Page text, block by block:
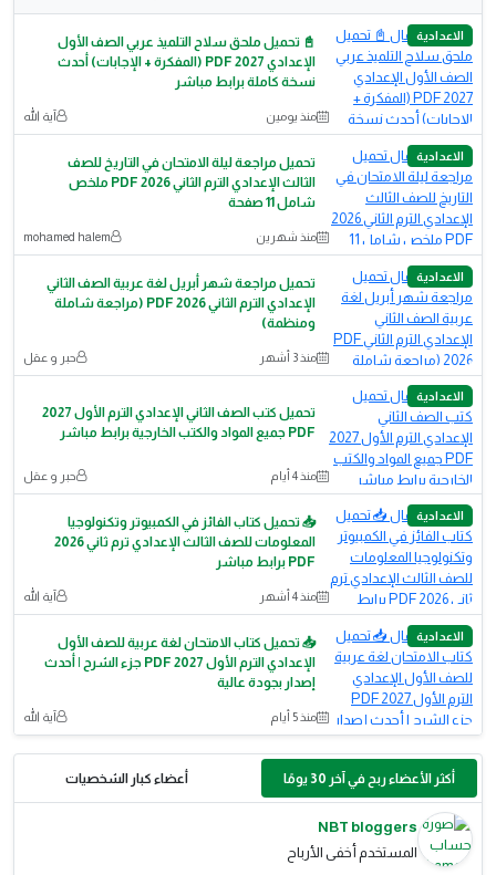
الاعدادية
📓 تحميل ملحق سلاح التلميذ عربي الصف الأول
الإعدادي 2027 PDF (المفكرة + الإجابات) أحدث
نسخة كاملة برابط مباشر
منذ يومين آية الله
الاعدادية
تحميل مراجعة ليلة الامتحان في التاريخ للصف
الثالث الإعدادي الترم الثاني 2026 PDF ملخص
شامل 11 صفحة
منذ شهرين mohamed halem
الاعدادية
تحميل مراجعة شهر أبريل لغة عربية الصف الثاني
الإعدادي الترم الثاني PDF 2026 (مراجعة شاملة
ومنظمة)
منذ 3 أشهر حبر و عقل
الاعدادية
تحميل كتب الصف الثاني الإعدادي الترم الأول 2027
PDF جميع المواد والكتب الخارجية برابط مباشر
منذ 4 أيام حبر و عقل
الاعدادية
📥 تحميل كتاب الفائز في الكمبيوتر وتكنولوجيا
المعلومات للصف الثالث الإعدادي ترم ثاني 2026
PDF برابط مباشر
منذ 4 أشهر آية الله
الاعدادية
📥 تحميل كتاب الامتحان لغة عربية للصف الأول
الإعدادي الترم الأول 2027 PDF جزء الشرح | أحدث
إصدار بجودة عالية
منذ 5 أيام آية الله
أكثر الأعضاء ربح في آخر 30 يومًا أعضاء كبار الشخصيات
NBT bloggers
المستخدم أخفى الأرباح